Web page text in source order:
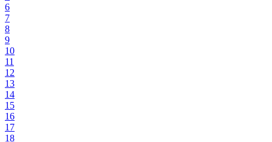
6
7
8
9
10
11
12
13
14
15
16
17
18